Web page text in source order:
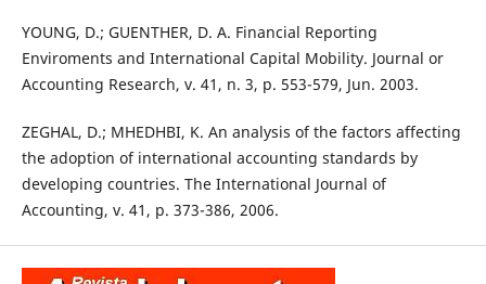
YOUNG, D.; GUENTHER, D. A. Financial Reporting
Enviroments and International Capital Mobility. Journal or
Accounting Research, v. 41, n. 3, p. 553-579, Jun. 2003.
ZEGHAL, D.; MHEDHBI, K. An analysis of the factors affecting
the adoption of international accounting standards by
developing countries. The International Journal of
Accounting, v. 41, p. 373-386, 2006.